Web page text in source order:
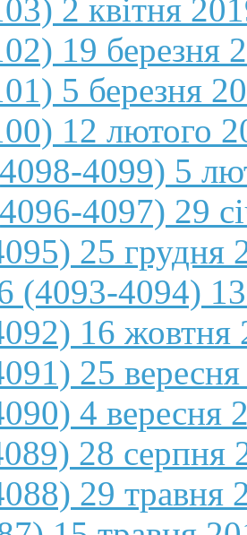
2 квітня
19 березня
5 березня
12 лютого
4099) 5
4097) 29
25 грудня
4094) 13
16 жовтня
25
4 вересня
28 серпня
29 травня